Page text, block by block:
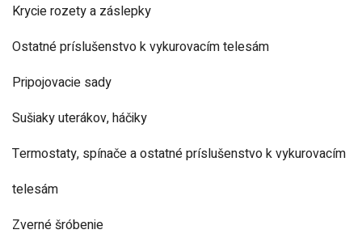
Krycie rozety a záslepky
Ostatné príslušenstvo k vykurovacím telesám
Pripojovacie sady
Sušiaky uterákov, háčiky
Termostaty, spínače a ostatné príslušenstvo k vykurovacím
telesám
Zverné šróbenie